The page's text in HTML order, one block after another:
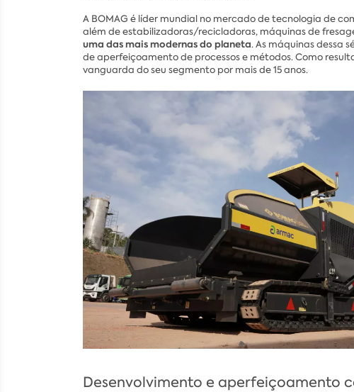
A BOMAG é líder mundial no mercado de tecnologia de
além de estabilizadoras/recicladoras, máquinas de
uma das mais modernas do planeta. As máquinas dessa
de aperfeiçoamento de processos e métodos. Como
vanguarda do seu segmento por mais de 15 anos.
Desenvolvimento e aperfeiçoamento